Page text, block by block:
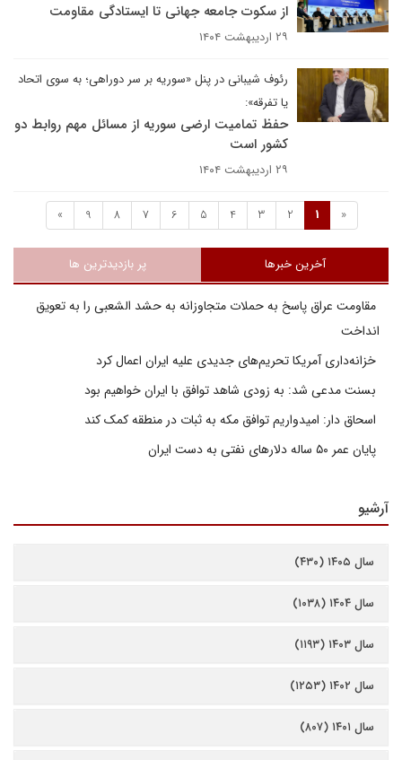
از سکوت جامعه جهانی تا ایستادگی مقاومت
۲۹ اردیبهشت ۱۴۰۴
رئوف شیبانی در پنل «سوریه بر سر دوراهی؛ به سوی اتحاد
یا تفرقه»:
حفظ تمامیت ارضی سوریه از مسائل مهم روابط دو
کشور است
۲۹ اردیبهشت ۱۴۰۴
«
1
2
3
4
5
6
7
8
9
»
آخرین خبرها پر بازدیدترین ها
مقاومت عراق پاسخ به حملات متجاوزانه به حشد الشعبی را به تعویق
انداخت
خزانه‌داری آمریکا تحریم‌های جدیدی علیه ایران اعمال کرد
بسنت مدعی شد: به زودی شاهد توافق با ایران خواهیم بود
اسحاق دار: امیدواریم توافق مکه به ثبات در منطقه کمک کند
پایان عمر ۵۰ ساله دلارهای نفتی به دست ایران
آرشیو
سال ۱۴۰۵ (۴۳۰)
سال ۱۴۰۴ (۱۰۳۸)
سال ۱۴۰۳ (۱۱۹۳)
سال ۱۴۰۲ (۱۲۵۳)
سال ۱۴۰۱ (۸۰۷)